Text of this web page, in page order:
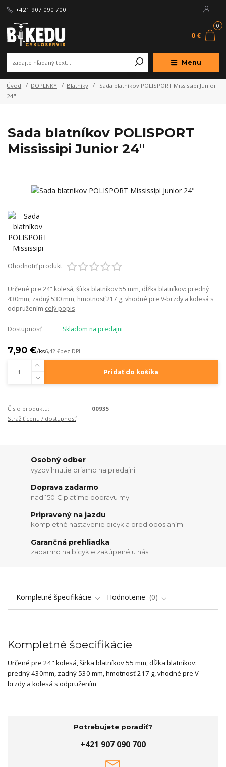
Menu
+421 907 090 700
0
0 €
Úvod DOPLNKY Blatníky
Sada blatníkov POLISPORT Mississipi Junior
24"
Sada blatníkov POLISPORT
Mississipi Junior 24"
Ohodnotiť produkt
Určené pre 24" kolesá, šírka blatníkov 55 mm, dĺžka blatníkov: predný
430mm, zadný 530 mm, hmotnosť 217 g, vhodné pre V-brzdy a kolesá s
odpružením celý popis
Dostupnosť Skladom na predajni
7,90 €/ks6,42 €bez DPH
Pridať do košíka
Číslo produktu:
00935
Strážiť cenu / dostupnosť
Osobný odber
vyzdvihnutie priamo na predajni
Doprava zadarmo
nad 150 € platíme dopravu my
Pripravený na jazdu
kompletné nastavenie bicykla pred odoslaním
Garančná prehliadka
zadarmo na bicykle zakúpené u nás
Kompletné špecifikácie Hodnotenie 0
Kompletné špecifikácie
Určené pre 24" kolesá, šírka blatníkov 55 mm, dĺžka blatníkov:
predný 430mm, zadný 530 mm, hmotnosť 217 g, vhodné pre V-
brzdy a kolesá s odpružením
Potrebujete poradiť?
+421 907 090 700